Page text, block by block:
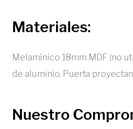
Materiales:
Melamínico 18mm MDF (no
de aluminio. Puerta
Nuestro